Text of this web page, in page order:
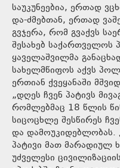
საუკუნეებია, ერთად
და-ძმებთან, ერთად
გვჯერა, რომ გვაქვს
შესახებ საქართველოს
ყაველაშვილმა
სახელმწიფოს აქვს
ერთიან ქვეყანაში
„დღეს ჩვენ პატივს
რომლებმაც 18 წლის
სიცოცხლე შესწირეს
და
პატივი მათ მარადიულ
უძველესი